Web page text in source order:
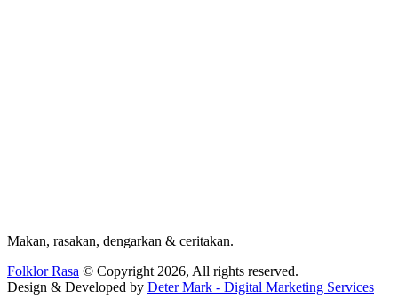
Makan, rasakan, dengarkan & ceritakan.
Folklor Rasa © Copyright 2026, All rights reserved.
Design & Developed by Deter Mark - Digital Marketing Services